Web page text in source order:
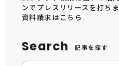
Search 記事を探す